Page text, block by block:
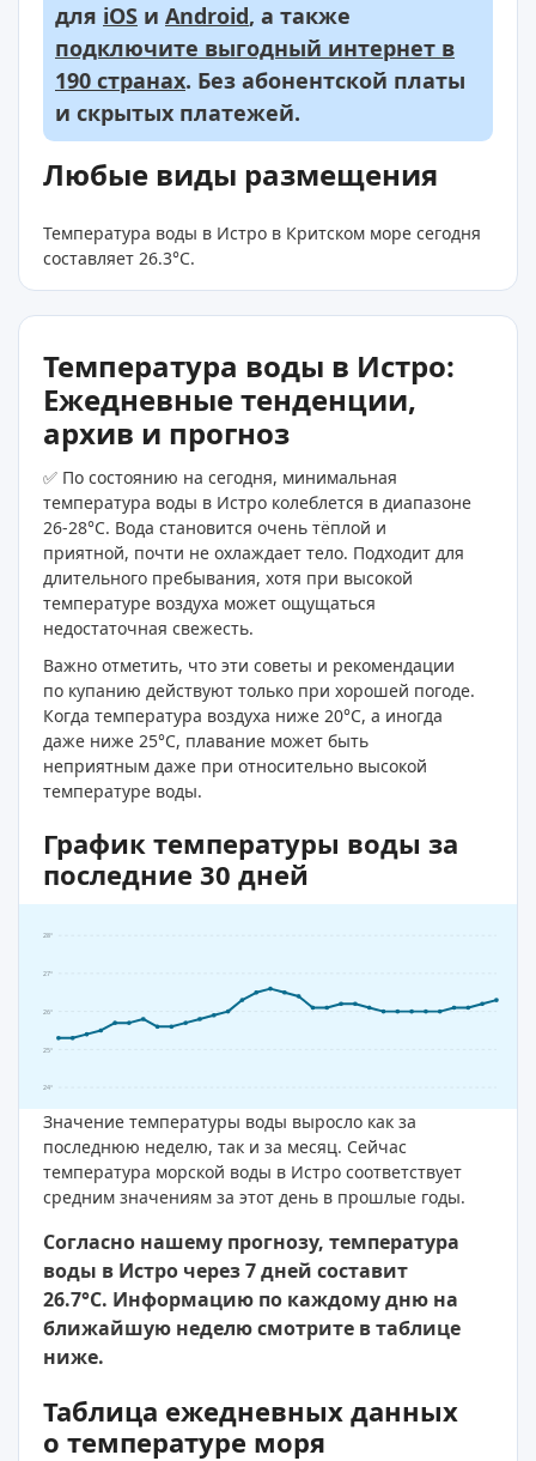
для iOS и Android, а также
подключите выгодный интернет в
190 странах. Без абонентской платы
и скрытых платежей.
Любые виды размещения
Температура воды в Истро в Критском море сегодня
составляет 26.3°C.
Температура воды в Истро:
Ежедневные тенденции,
архив и прогноз
✅ По состоянию на сегодня, минимальная
температура воды в Истро колеблется в диапазоне
26-28°C. Вода становится очень тёплой и
приятной, почти не охлаждает тело. Подходит для
длительного пребывания, хотя при высокой
температуре воздуха может ощущаться
недостаточная свежесть.
Важно отметить, что эти советы и рекомендации
по купанию действуют только при хорошей погоде.
Когда температура воздуха ниже 20°C, а иногда
даже ниже 25°C, плавание может быть
неприятным даже при относительно высокой
температуре воды.
График температуры воды за
последние 30 дней
24°
25°
26°
27°
28°
Значение температуры воды выросло как за
последнюю неделю, так и за месяц. Сейчас
температура морской воды в Истро соответствует
средним значениям за этот день в прошлые годы.
Согласно нашему прогнозу, температура
воды в Истро через 7 дней составит
26.7°C. Информацию по каждому дню на
ближайшую неделю смотрите в таблице
ниже.
Таблица ежедневных данных
о температуре моря